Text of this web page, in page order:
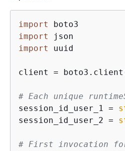
import
import
import
uuid
client =
# Each unique
session_id_user_1 =
session_id_user_2 =
# First invocation